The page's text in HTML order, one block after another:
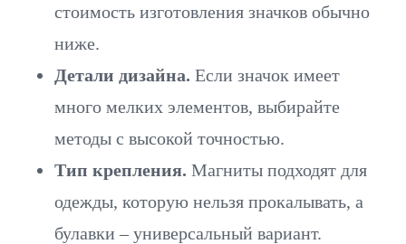
стоимость изготовления значков обычно
ниже.
Детали дизайна. Если значок имеет
много мелких элементов, выбирайте
методы с высокой точностью.
Тип крепления. Магниты подходят для
одежды, которую нельзя прокалывать, а
булавки – универсальный вариант.